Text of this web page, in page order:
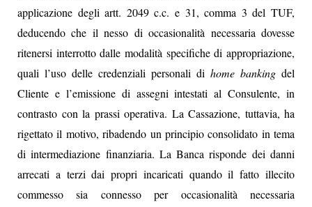
applicazione degli artt. 2049 c.c. e 31, comma 3 del TUF,
deducendo che il nesso di occasionalità necessaria dovesse
ritenersi interrotto dalle modalità specifiche di appropriazione,
quali l’uso delle credenziali personali di home banking del
Cliente e l’emissione di assegni intestati al Consulente, in
contrasto con la prassi operativa. La Cassazione, tuttavia, ha
rigettato il motivo, ribadendo un principio consolidato in tema
di intermediazione finanziaria. La Banca risponde dei danni
arrecati a terzi dai propri incaricati quando il fatto illecito
commesso sia connesso per occasionalità necessaria